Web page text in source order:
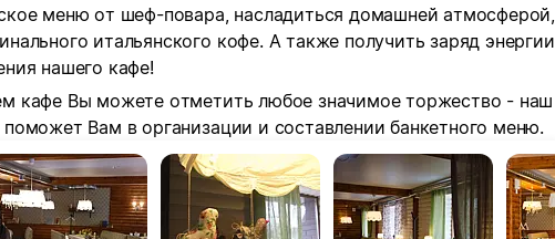
меню от шеф-повара, насладиться домашней атмосферой,
итальянского кофе. А также получить заряд энергии
нашего кафе!
кафе Вы можете отметить любое значимое торжество - наш
Вам в организации и составлении банкетного меню.